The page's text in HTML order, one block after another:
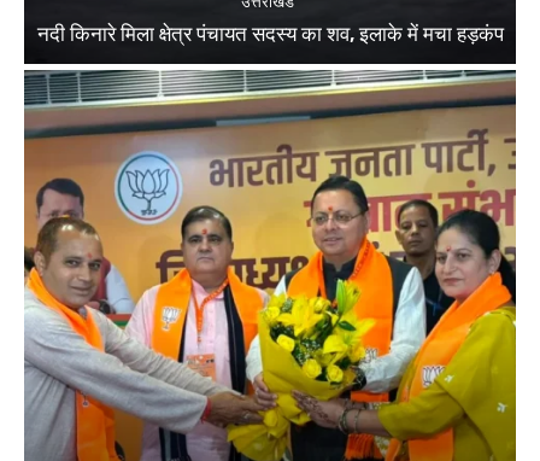
नदी किनारे मिला क्षेत्र पंचायत सदस्य का शव, इलाके में मचा हड़कंप